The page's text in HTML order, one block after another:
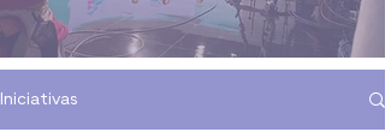
Iniciativas